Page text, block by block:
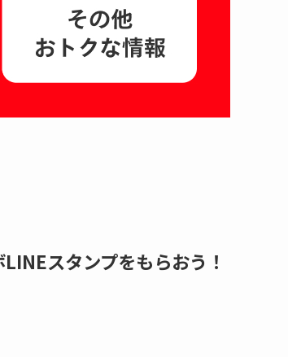
スタンプをもらおう！